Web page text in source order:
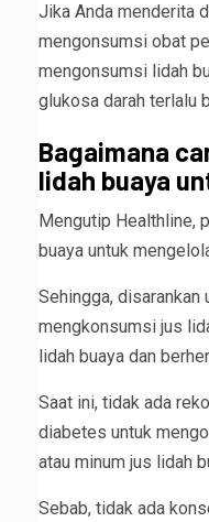
Jika Anda menderita
mengonsumsi obat
mengonsumsi lidah
glukosa darah terlalu
Bagaimana
lidah buaya
Mengutip Healthline,
buaya untuk
Sehingga, disarankan
mengkonsumsi jus
lidah buaya dan
Saat ini, tidak ada
diabetes untuk
atau minum jus lidah
Sebab, tidak ada